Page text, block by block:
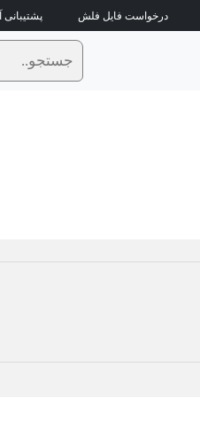
درخواست فایل فلش پشتیبانی